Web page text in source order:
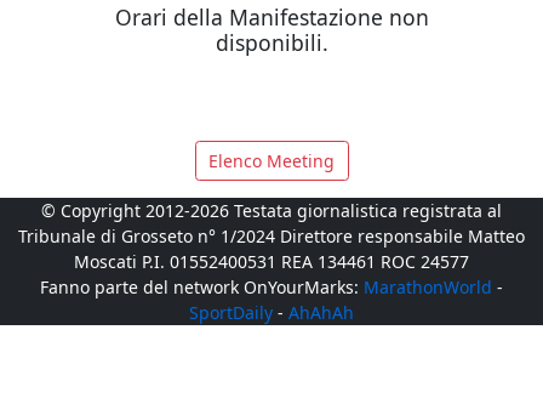
Orari della Manifestazione non
disponibili.
Elenco Meeting
© Copyright 2012-2026 Testata giornalistica registrata al
Tribunale di Grosseto n° 1/2024 Direttore responsabile Matteo
Moscati P.I. 01552400531 REA 134461 ROC 24577
Fanno parte del network OnYourMarks: MarathonWorld -
SportDaily - AhAhAh